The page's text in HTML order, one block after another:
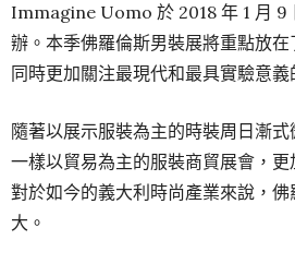
Immagine Uomo 於 2018 年 1 月 9
辦。本季佛羅倫斯男裝展將重點放在
同時更加關注最現代和最具實驗意義
隨著以展示服裝為主的時裝周日漸
一樣以貿易為主的服裝商貿展會，更
對於如今的義大利時尚產業來說，
大。